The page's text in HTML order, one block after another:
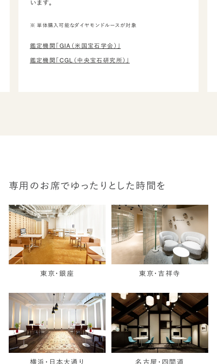
います。
※ 単体購入可能なダイヤモンドルースが対象
鑑定機関「GIA（米国宝石学会）」
鑑定機関「CGL（中央宝石研究所）」
専用のお席でゆったりとした時間を
東京・銀座 東京・吉祥寺
横浜・日本大通り 名古屋・四間道